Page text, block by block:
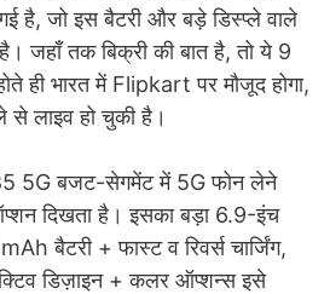
है, जो इस बैटरी और बड़े डिस्प्ले वाले
जहाँ तक बिक्री की बात है, तो ये 9
ही भारत में Flipkart पर मौजूद होगा,
से लाइव हो चुकी है।
5G बजट-सेगमेंट में 5G फोन लेने
दिखता है। इसका बड़ा 6.9-इंच
बैटरी + फास्ट व रिवर्स चार्जिंग,
डिज़ाइन + कलर ऑप्शन्स इसे